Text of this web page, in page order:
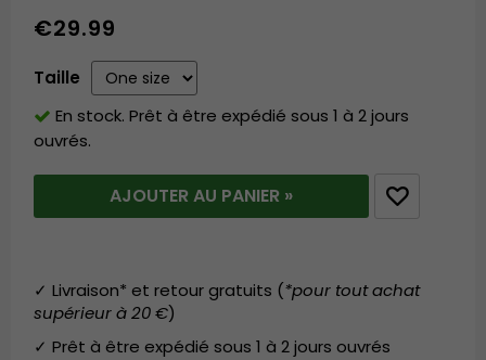
€29.99
Taille
En stock. Prêt à être expédié sous 1 à 2 jours
ouvrés.
AJOUTER AU PANIER »
✓ Livraison* et retour gratuits (*pour tout achat
supérieur à 20 €)
✓ Prêt à être expédié sous 1 à 2 jours ouvrés